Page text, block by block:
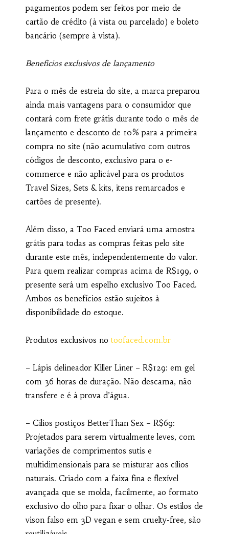
pagamentos podem ser feitos por meio de
cartão de crédito (à vista ou parcelado) e boleto
bancário (sempre à vista).
Benefícios exclusivos de lançamento
Para o mês de estreia do site, a marca preparou
ainda mais vantagens para o consumidor que
contará com frete grátis durante todo o mês de
lançamento e desconto de 10% para a primeira
compra no site (não acumulativo com outros
códigos de desconto, exclusivo para o e-
commerce e não aplicável para os produtos
Travel Sizes, Sets & kits, itens remarcados e
cartões de presente).
Além disso, a Too Faced enviará uma amostra
grátis para todas as compras feitas pelo site
durante este mês, independentemente do valor.
Para quem realizar compras acima de R$199, o
presente será um espelho exclusivo Too Faced.
Ambos os benefícios estão sujeitos à
disponibilidade do estoque.
Produtos exclusivos notoofaced.com.br
– Lápis delineador Killer Liner – R$129: em gel
com 36 horas de duração. Não descama, não
transfere e é à prova d’água.
– Cílios postiços BetterThan Sex – R$69:
Projetados para serem virtualmente leves, com
variações de comprimentos sutis e
multidimensionais para se misturar aos cílios
naturais. Criado com a faixa fina e flexível
avançada que se molda, facilmente, ao formato
exclusivo do olho para fixar o olhar. Os estilos de
vison falso em 3D vegan e sem cruelty-free, são